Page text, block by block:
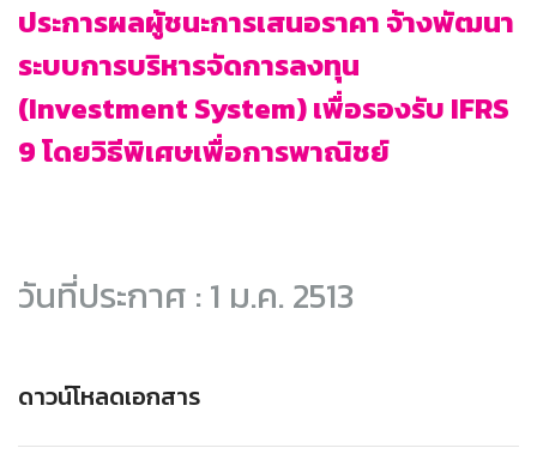
ประการผลผู้ชนะการเสนอราคา จ้างพัฒนา
ระบบการบริหารจัดการลงทุน
(Investment System) เพื่อรองรับ IFRS
9 โดยวิธีพิเศษเพื่อการพาณิชย์
วันที่ประกาศ : 1 ม.ค. 2513
ดาวน์โหลดเอกสาร